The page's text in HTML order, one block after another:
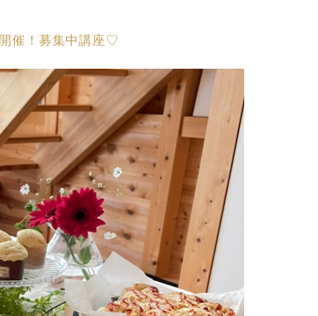
催！募集中講座♡